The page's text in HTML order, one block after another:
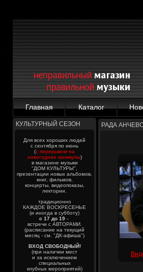
Главная Каталог
КУЛЬТУРНЫЙ СЕЗОН
Для всех хороших людей
с сентября по июнь
(с перерывом на
новогодние каникулы)
в магазине музыки
"ДОМ КУЛЬТУРЫ",
презентации новых альбомов,
книг, фильмов,
концерты, видеопоказы,
лектории.
традиционно
КАЖДОЕ ВОСКРЕСЕНЬЕ
(и иногда в субботу)
с 17 до 19 -
встречи с АВТОРАМИ.
(расписание на текущий
месяц - см. "ДК-афиша")
ВХОД СВОБОДНЫЙ!
(при наличии мест
и за исключением
специальных
клубных мероприятий)
РАДА